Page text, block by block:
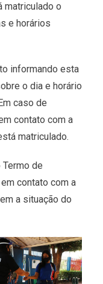
matriculado o
e horários
informando esta
o dia e horário
caso de
contato com a
matriculado.
de
contato com a
a situação do